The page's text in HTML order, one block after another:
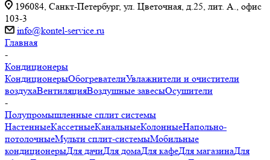
196084, Санкт-Петербург, ул. Цветочная, д.25, лит. А., офис
103-3
info@kontel-service.ru
Главная
-
Кондиционеры
КондиционерыОбогревателиУвлажнители и очистители
воздухаВентиляцияВоздушные завесыОсушители
-
Полупромышленные сплит системы
НастенныеКассетныеКанальныеКолонныеНапольно-
потолочныеМульти сплит-системыМобильные
кондиционерыДля дачиДля домаДля кафеДля магазинаДля